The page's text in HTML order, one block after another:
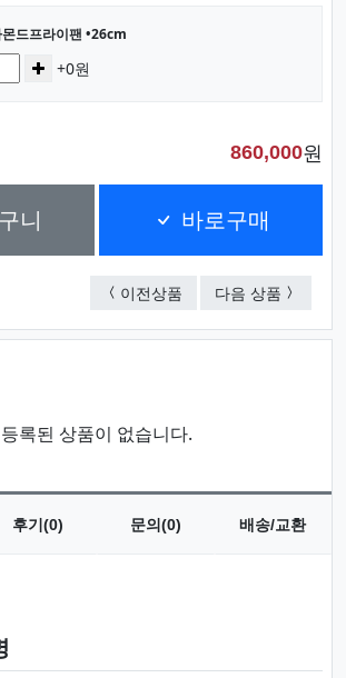
드프라이팬 •26cm
증가+0원
860,000원
니 바로구매
이전상품 키친아트일품5PLY엠
다음 상품 키친아
등록된 상품이 없습니다.
후기(0) 문의(0) 배송/교환